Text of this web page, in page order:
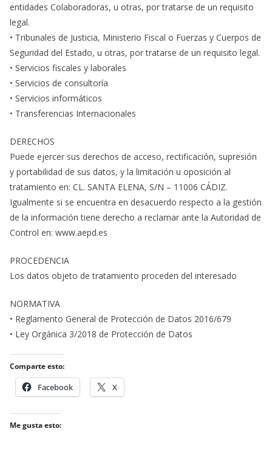
entidades Colaboradoras, u otras, por tratarse de un requisito
legal.
• Tribunales de Justicia, Ministerio Fiscal o Fuerzas y Cuerpos de
Seguridad del Estado, u otras, por tratarse de un requisito legal.
• Servicios fiscales y laborales
• Servicios de consultoría
• Servicios informáticos
• Transferencias Internacionales
DERECHOS
Puede ejercer sus derechos de acceso, rectificación, supresión
y portabilidad de sus datos, y la limitación u oposición al
tratamiento en: CL. SANTA ELENA, S/N – 11006 CÁDIZ.
Igualmente si se encuentra en desacuerdo respecto a la gestión
de la información tiene derecho a reclamar ante la Autoridad de
Control en: www.aepd.es
PROCEDENCIA
Los datos objeto de tratamiento proceden del interesado
NORMATIVA
• Reglamento General de Protección de Datos 2016/679
• Ley Orgánica 3/2018 de Protección de Datos
Comparte esto:
Facebook X
Me gusta esto: